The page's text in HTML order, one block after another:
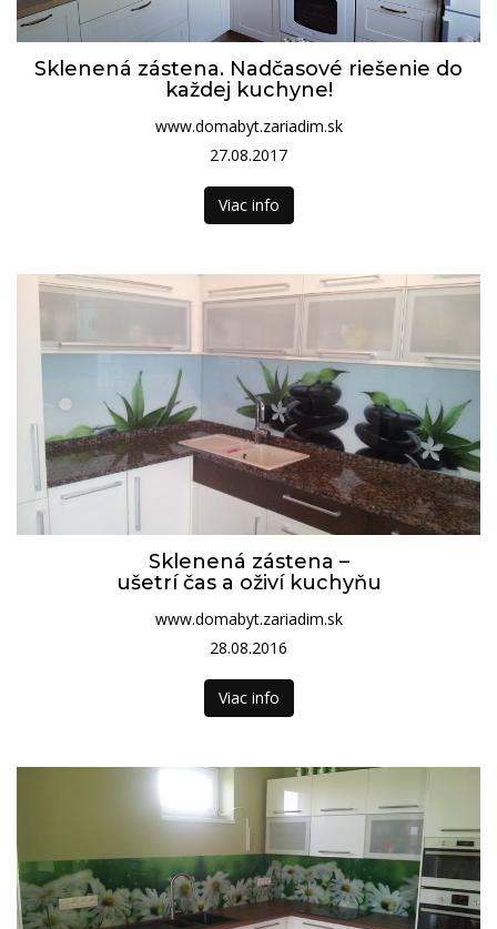
Sklenená zástena. Nadčasové riešenie do
každej kuchyne!
www.domabyt.zariadim.sk
27.08.2017
Viac info
Sklenená zástena –
ušetrí čas a oživí kuchyňu
www.domabyt.zariadim.sk
28.08.2016
Viac info